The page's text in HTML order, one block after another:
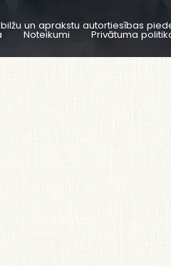
un aprakstu autortiesības
Noteikumi Privātuma